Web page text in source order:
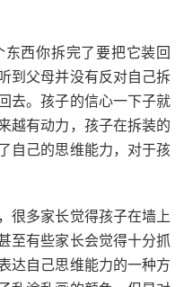
西你拆完了要把它装回
到父母并没有反对自己拆
去。孩子的信心一下子就
越有动力，孩子在拆装的
自己的思维能力，对于孩
很多家长觉得孩子在墙上
至有些家长会觉得十分抓
达自己思维能力的一种方